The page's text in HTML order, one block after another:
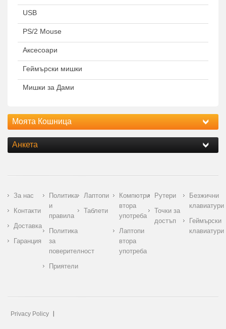
USB
PS/2 Mouse
Аксесоари
Геймърски мишки
Мишки за Дами
Моята Кошница
Анкета
За нас
Контакти
Доставка
Гаранция
Политика
и
правила
Политика
за
поверителност
Приятели
Лаптопи
Таблети
Компютри
втора
употреба
Лаптопи
втора
употреба
Рутери
Точки за
достъп
Безжични
клавиатури
Геймърски
клавиатури
Privacy Policy